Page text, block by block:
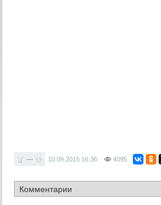
— 10.09.2015 16:36 4095